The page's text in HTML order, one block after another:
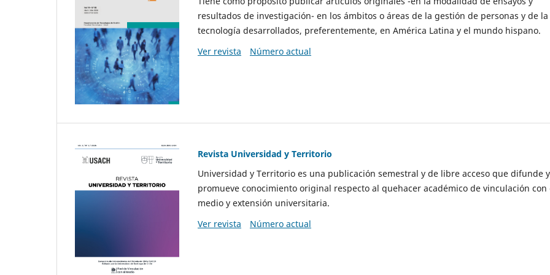
resultados de investigación- en los ámbitos o áreas de la gestión de personas y de la
tecnología desarrollados, preferentemente, en América Latina y el mundo hispano.
Ver revista
Número actual
Revista Universidad y Territorio
Universidad y Territorio es una publicación semestral y de libre acceso que difunde y
promueve conocimiento original respecto al quehacer académico de vinculación con
medio y extensión universitaria.
Ver revista
Número actual